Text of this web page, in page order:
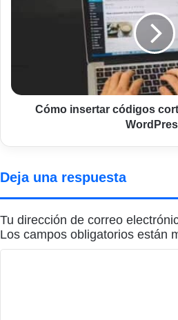
WordPress
Cómo insertar códigos
Deja una respuesta
Tu dirección de correo
Los campos obligatorios están